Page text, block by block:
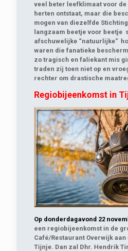
veel beter leefklimaat voor
herten ontstaat, maar die
mogen van diezelfde Stichting
langzaam beetje voor beetje
afschuwelijke “natuurlijke”
waren die fanatieke
zo tragisch en faliekant mis
traden zij toen niet op en
rechter om drastische
Regiobijeenkomst in
Op donderdagavond 22
een regiobijeenkomst in de
Café/Restaurant Overwijk aan
Tijnje. Dan zal Dhr. Hendrik